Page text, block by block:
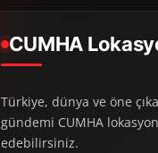
CUMHA
Türkiye, dünya ve öne
gündemi CUMHA
edebilirsiniz.